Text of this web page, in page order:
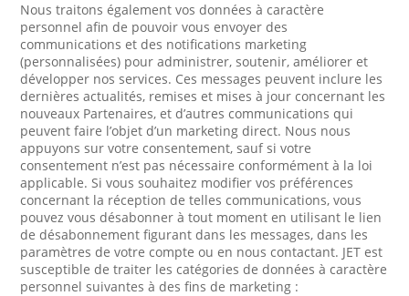
Nous traitons également vos données à caractère
personnel afin de pouvoir vous envoyer des
communications et des notifications marketing
(personnalisées) pour administrer, soutenir, améliorer et
développer nos services. Ces messages peuvent inclure les
dernières actualités, remises et mises à jour concernant les
nouveaux Partenaires, et d’autres communications qui
peuvent faire l’objet d’un marketing direct. Nous nous
appuyons sur votre consentement, sauf si votre
consentement n’est pas nécessaire conformément à la loi
applicable. Si vous souhaitez modifier vos préférences
concernant la réception de telles communications, vous
pouvez vous désabonner à tout moment en utilisant le lien
de désabonnement figurant dans les messages, dans les
paramètres de votre compte ou en nous contactant. JET est
susceptible de traiter les catégories de données à caractère
personnel suivantes à des fins de marketing :